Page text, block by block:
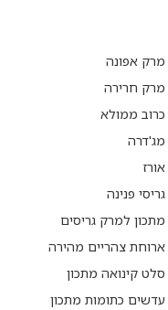
מרק אפונה
מרק חרירה
כרוב ממולא
מג'דרה
אורז
גריסי פנינה
מתכון למרק גריסים
ארוחת צהריים מהירה
סלט קינואה מתכון
עדשים כתומות מתכון